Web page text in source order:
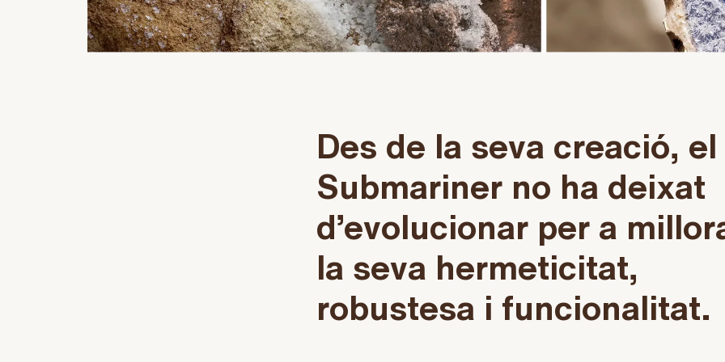
Des de la seva creació, el
Submariner no ha deixat
d’evolucionar per a
la seva hermeticitat,
robustesa i funcionalitat.